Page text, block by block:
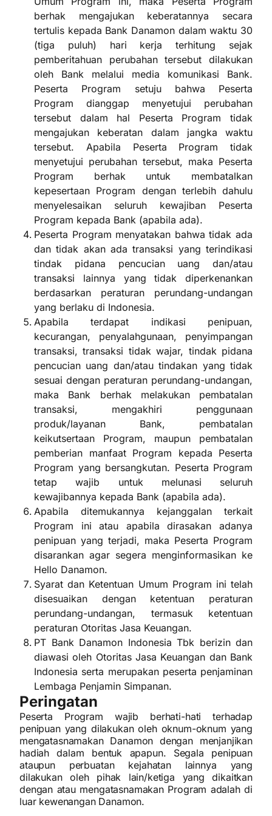
berhak mengajukan keberatannya secara
tertulis kepada Bank Danamon dalam waktu 30
(tiga puluh) hari kerja terhitung sejak
pemberitahuan perubahan tersebut dilakukan
oleh Bank melalui media komunikasi Bank.
Peserta Program setuju bahwa Peserta
Program dianggap menyetujui perubahan
tersebut dalam hal Peserta Program tidak
mengajukan keberatan dalam jangka waktu
tersebut. Apabila Peserta Program tidak
menyetujui perubahan tersebut, maka Peserta
Program berhak untuk membatalkan
kepesertaan Program dengan terlebih dahulu
menyelesaikan seluruh kewajiban Peserta
Program kepada Bank (apabila ada).
Peserta Program menyatakan bahwa tidak ada
dan tidak akan ada transaksi yang terindikasi
tindak pidana pencucian uang dan/atau
transaksi lainnya yang tidak diperkenankan
berdasarkan peraturan perundang-undangan
yang berlaku di Indonesia.
Apabila terdapat indikasi penipuan,
kecurangan, penyalahgunaan, penyimpangan
transaksi, transaksi tidak wajar, tindak pidana
pencucian uang dan/atau tindakan yang tidak
sesuai dengan peraturan perundang-undangan,
maka Bank berhak melakukan pembatalan
transaksi, mengakhiri penggunaan
produk/layanan Bank, pembatalan
keikutsertaan Program, maupun pembatalan
pemberian manfaat Program kepada Peserta
Program yang bersangkutan. Peserta Program
tetap wajib untuk melunasi seluruh
kewajibannya kepada Bank (apabila ada).
Apabila ditemukannya kejanggalan terkait
Program ini atau apabila dirasakan adanya
penipuan yang terjadi, maka Peserta Program
disarankan agar segera menginformasikan ke
Hello Danamon.
Syarat dan Ketentuan Umum Program ini telah
disesuaikan dengan ketentuan peraturan
perundang-undangan, termasuk ketentuan
peraturan Otoritas Jasa Keuangan.
PT Bank Danamon Indonesia Tbk berizin dan
diawasi oleh Otoritas Jasa Keuangan dan Bank
Indonesia serta merupakan peserta penjaminan
Lembaga Penjamin Simpanan.
Peringatan
Peserta Program wajib berhati-hati terhadap
penipuan yang dilakukan oleh oknum-oknum yang
mengatasnamakan Danamon dengan menjanjikan
hadiah dalam bentuk apapun. Segala penipuan
ataupun perbuatan kejahatan lainnya yang
dilakukan oleh pihak lain/ketiga yang dikaitkan
dengan atau mengatasnamakan Program adalah di
luar kewenangan Danamon.